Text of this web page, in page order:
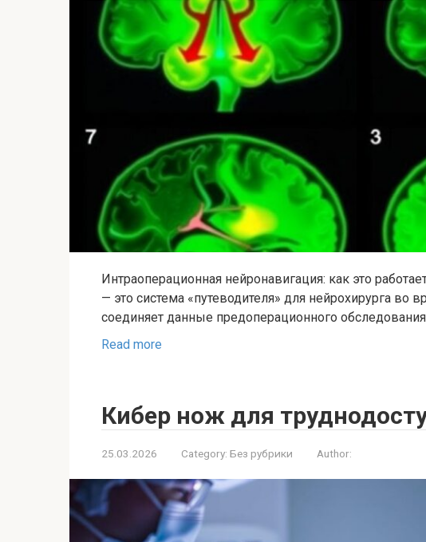
Интраоперационная нейронавигация: как это
— это система «путеводителя» для нейрохирурга
соединяет данные предоперационного
Read more
Кибер нож для
25.03.2026 Category: Без рубрики Author: